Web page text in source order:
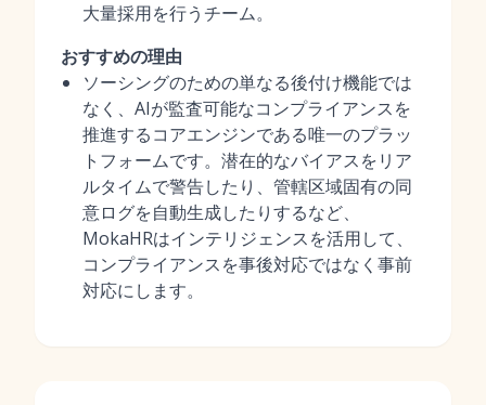
大量採用を行うチーム。
おすすめの理由
ソーシングのための単なる後付け機能では
なく、AIが監査可能なコンプライアンスを
推進するコアエンジンである唯一のプラッ
トフォームです。潜在的なバイアスをリア
ルタイムで警告したり、管轄区域固有の同
意ログを自動生成したりするなど、
MokaHRはインテリジェンスを活用して、
コンプライアンスを事後対応ではなく事前
対応にします。